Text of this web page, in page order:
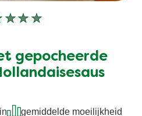
Geen
voor
deze
gepocheerde
gemiddelde moeilijkheid